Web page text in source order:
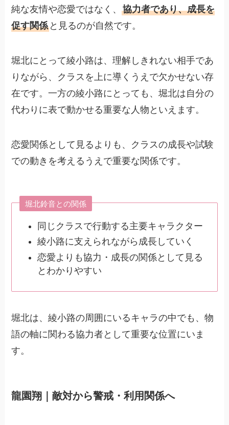
純な友情や恋愛ではなく、協力者であり、成長を
促す関係 と見るのが自然です。
堀北にとって綾小路は、理解しきれない相手であ
りながら、クラスを上に導くうえで欠かせない存
在です。一方の綾小路にとっても、堀北は自分の
代わりに表で動かせる重要な人物といえます。
恋愛関係として見るよりも、クラスの成長や試験
での動きを考えるうえで重要な関係です。
堀北鈴音との関係
同じクラスで行動する主要キャラクター
綾小路に支えられながら成長していく
恋愛よりも協力・成長の関係として見る
とわかりやすい
堀北は、綾小路の周囲にいるキャラの中でも、物
語の軸に関わる協力者として重要な位置にいま
す。
龍園翔｜敵対から警戒・利用関係へ